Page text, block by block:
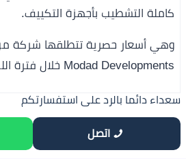
كاملة التشطيب بأجهزة التكييف.
وهي أسعار حصرية تتطلقها شركة
Modad Developments خلال فترة اللونش.
سعداء دائما بالرد على استفسارتكم
اتصل